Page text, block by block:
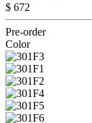
$ 672
Pre-order
Color